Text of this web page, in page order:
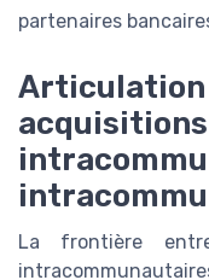
partenaires
acquisitions
La frontière